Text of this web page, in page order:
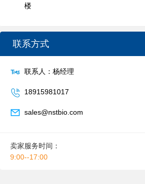
楼
联系方式
联系人：杨经理
18915981017
sales@nstbio.com
卖家服务时间：
9:00--17:00